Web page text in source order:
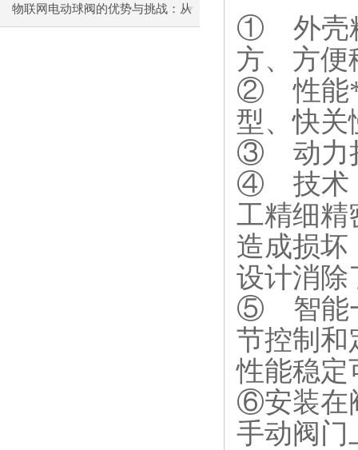
理论的认识
物联网电动球阀的优势与挑战：从
① 外壳
方、方便
②性能
型、快关
③ 动力
④ 技术
工精细精
造成损坏
设计消除
⑤ 智能
节控制和
性能稳定
⑥安装在
手动阀门